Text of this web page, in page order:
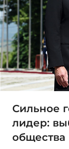
Сильное
лидер:
общества